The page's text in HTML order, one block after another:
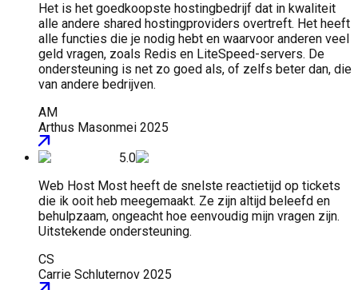
Het is het goedkoopste hostingbedrijf dat in kwaliteit
alle andere shared hostingproviders overtreft. Het heeft
alle functies die je nodig hebt en waarvoor anderen veel
geld vragen, zoals Redis en LiteSpeed-servers. De
ondersteuning is net zo goed als, of zelfs beter dan, die
van andere bedrijven.
AM
Arthus Masonmei 2025
5.0
Web Host Most heeft de snelste reactietijd op tickets
die ik ooit heb meegemaakt. Ze zijn altijd beleefd en
behulpzaam, ongeacht hoe eenvoudig mijn vragen zijn.
Uitstekende ondersteuning.
CS
Carrie Schluternov 2025